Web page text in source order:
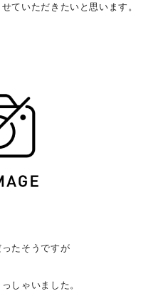
ていただきたいと思います。
たそうですが
しゃいました。